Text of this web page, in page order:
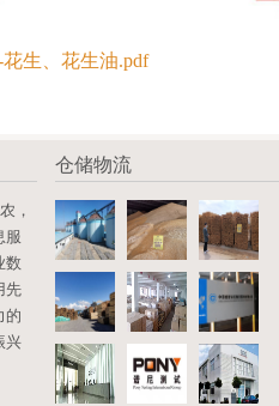
生、花生油.pdf
，
服
数
先
的
兴
仓储物流